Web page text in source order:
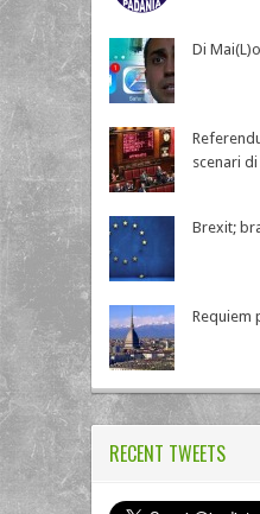
Di
scenari
Brexit;
Requiem
RECENT TWEETS